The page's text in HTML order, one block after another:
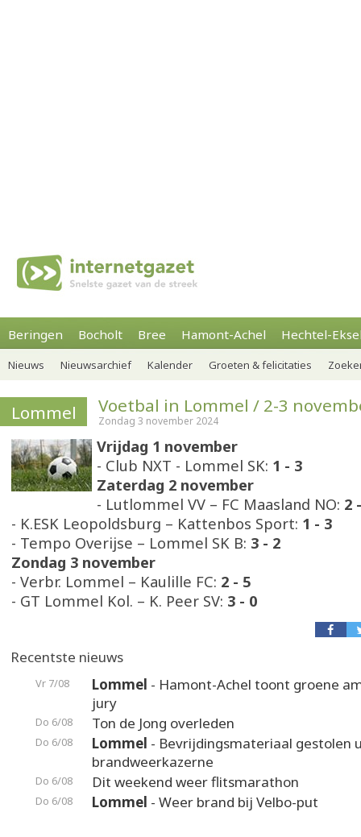
Beringen Bocholt Bree Hamont-Achel Hechtel-
Nieuws Nieuwsarchief Kalender Groeten & felicitaties
Lommel Voetbal in Lommel / 2-3
Zondag 3 november 2024
Vrijdag 1 november
- Club NXT - Lommel SK: 1 - 3
Zaterdag 2 november
- Lutlommel VV – FC Maasland NO: 2
- K.ESK Leopoldsburg – Kattenbos Sport: 1 - 3
- Tempo Overijse – Lommel SK B: 3 - 2
Zondag 3 november
- Verbr. Lommel – Kaulille FC: 2 - 5
- GT Lommel Kol. – K. Peer SV: 3 - 0
Recentste nieuws
Vr 7/08 Lommel - Hamont-Achel toont groene
jury
Do 6/08 Ton de Jong overleden
Do 6/08 Lommel - Bevrijdingsmateriaal gestolen
brandweerkazerne
Do 6/08 Dit weekend weer flitsmarathon
Do 6/08 Lommel - Weer brand bij Velbo-put